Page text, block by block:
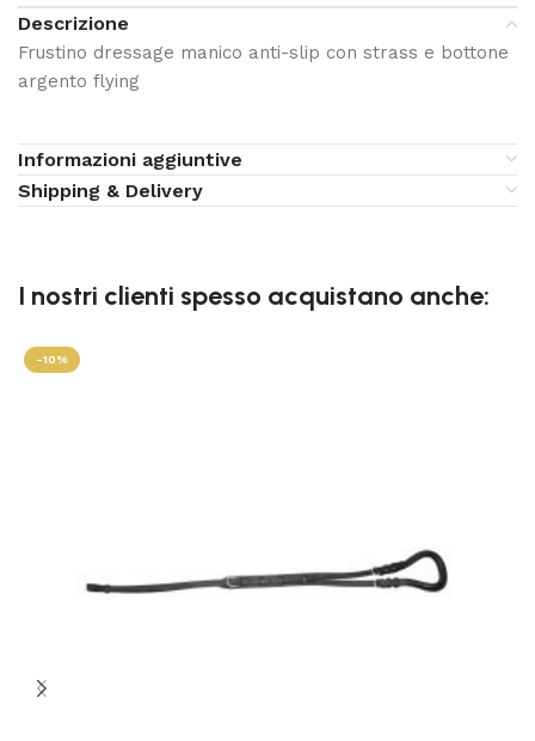
Descrizione
Frustino dressage manico anti-slip con strass e bottone
argento flying
Informazioni aggiuntive
Shipping & Delivery
I nostri clienti spesso acquistano anche:
-10%